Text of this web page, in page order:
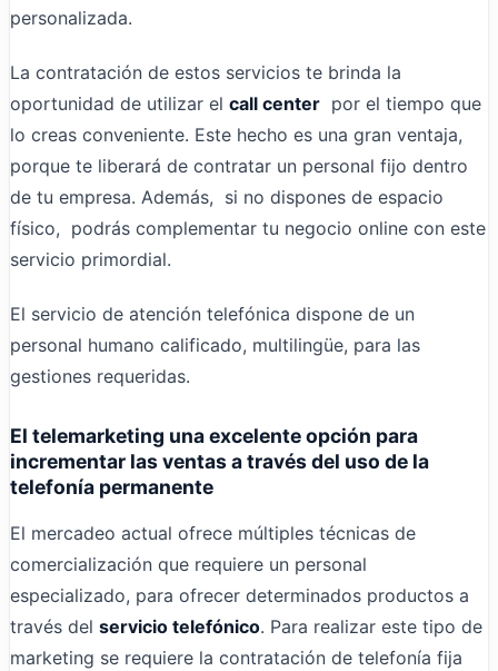
personalizada.
La contratación de estos servicios te brinda la
oportunidad de utilizar el call center por el tiempo que
lo creas conveniente. Este hecho es una gran ventaja,
porque te liberará de contratar un personal fijo dentro
de tu empresa. Además, si no dispones de espacio
físico, podrás complementar tu negocio online con este
servicio primordial.
El servicio de atención telefónica dispone de un
personal humano calificado, multilingüe, para las
gestiones requeridas.
El telemarketing una excelente opción para
incrementar las ventas a través del uso de la
telefonía permanente
El mercadeo actual ofrece múltiples técnicas de
comercialización que requiere un personal
especializado, para ofrecer determinados productos a
través del servicio telefónico. Para realizar este tipo de
marketing se requiere la contratación de telefonía fija